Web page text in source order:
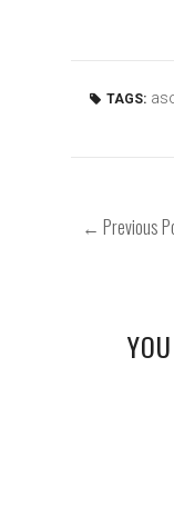
TAGS:
← Previous